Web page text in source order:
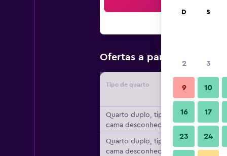
Ofertas a partir de
Tipo de quarto
Quarto duplo, tipo de
cama desconhecido
Quarto duplo, tipo de
cama desconhecido
D S
2 3
9 10
16 17
23 24